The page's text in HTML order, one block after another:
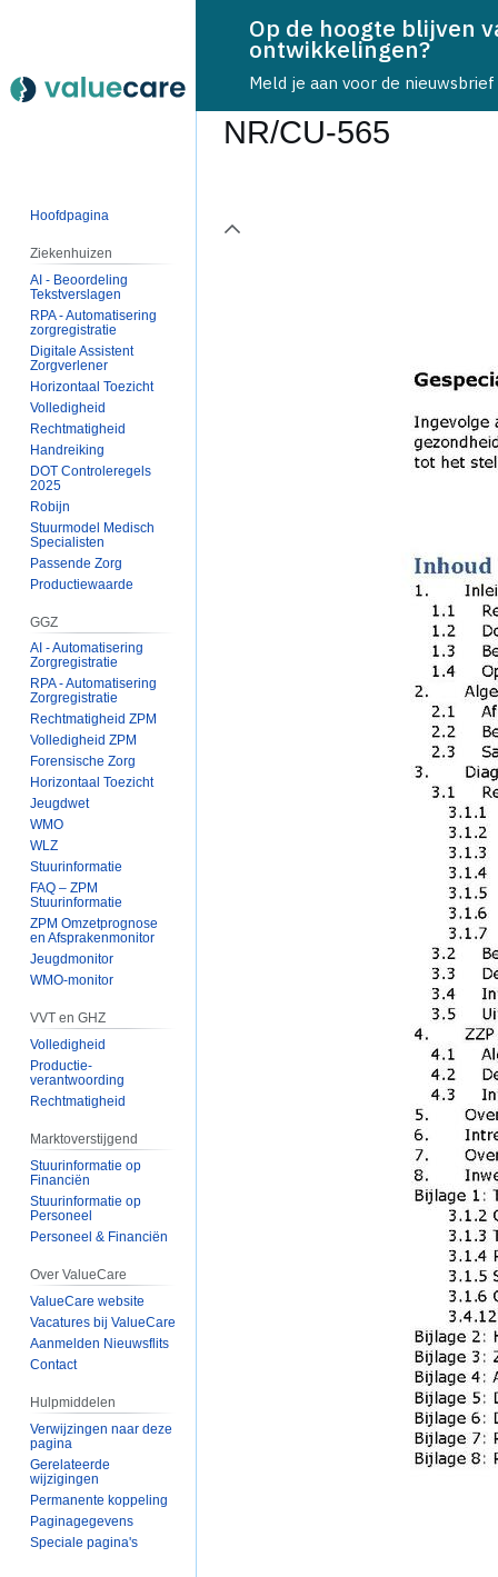
NR/CU-565
springen
springen
Op de hoogte blijven
ontwikkelingen?
Meld je aan voor de nieuwsbrief
Hoofdpagina
Ziekenhuizen
AI - Beoordeling
Tekstverslagen
RPA - Automatisering
zorgregistratie
Digitale Assistent
Zorgverlener
Horizontaal Toezicht
Volledigheid
Rechtmatigheid
Handreiking
DOT Controleregels
2025
Robijn
Stuurmodel Medisch
Specialisten
Passende Zorg
Productiewaarde
GGZ
AI - Automatisering
Zorgregistratie
RPA - Automatisering
Zorgregistratie
Rechtmatigheid ZPM
Volledigheid ZPM
Forensische Zorg
Horizontaal Toezicht
Jeugdwet
WMO
WLZ
Stuurinformatie
FAQ – ZPM
Stuurinformatie
ZPM Omzetprognose
en Afsprakenmonitor
Jeugdmonitor
WMO-monitor
VVT en GHZ
Volledigheid
Productie-
verantwoording
Rechtmatigheid
Marktoverstijgend
Stuurinformatie op
Financiën
Stuurinformatie op
Personeel
Personeel & Financiën
Over ValueCare
ValueCare website
Vacatures bij ValueCare
Aanmelden Nieuwsflits
Contact
Hulpmiddelen
Verwijzingen naar deze
pagina
Gerelateerde
wijzigingen
Permanente koppeling
Paginagegevens
Speciale pagina's